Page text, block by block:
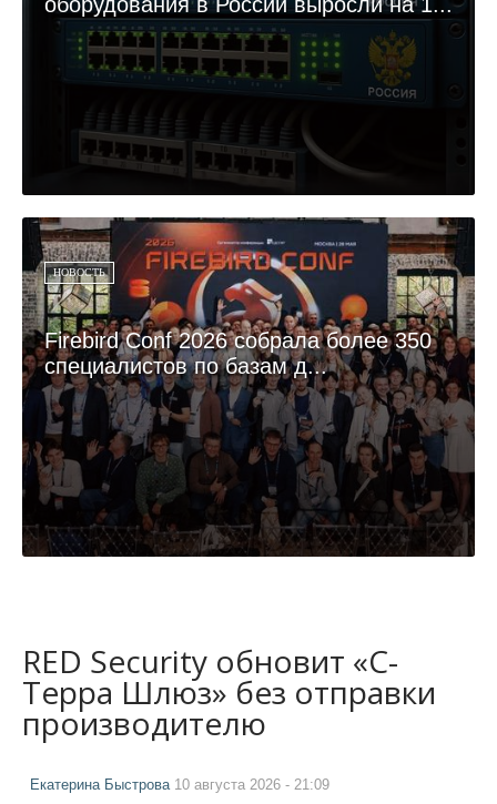
НОВОСТЬ
Firebird Conf 2026 собрала более 350
специалистов по базам д...
RED Security обновит «С-
Терра Шлюз» без отправки
производителю
Екатерина Быстрова10 августа 2026 - 21:09